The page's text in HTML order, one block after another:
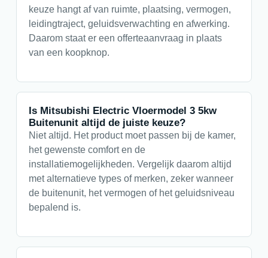
keuze hangt af van ruimte, plaatsing, vermogen,
leidingtraject, geluidsverwachting en afwerking.
Daarom staat er een offerteaanvraag in plaats
van een koopknop.
Is Mitsubishi Electric Vloermodel 3 5kw
Buitenunit altijd de juiste keuze?
Niet altijd. Het product moet passen bij de kamer,
het gewenste comfort en de
installatiemogelijkheden. Vergelijk daarom altijd
met alternatieve types of merken, zeker wanneer
de buitenunit, het vermogen of het geluidsniveau
bepalend is.